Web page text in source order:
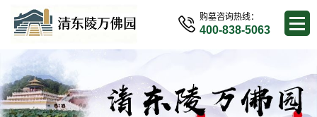
购墓咨询热线：
400-838-5063